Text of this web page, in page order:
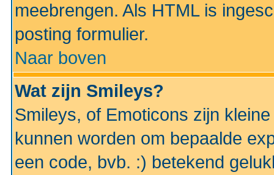
meebrengen. Als HTML is
posting formulier.
Naar boven
Wat zijn Smileys?
Smileys, of Emoticons zijn
kunnen worden om bepaalde
een code, bvb. :) betekend